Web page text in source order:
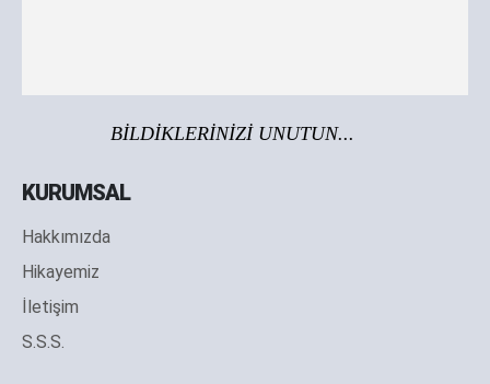
BİLDİKLERİNİZİ UNUTUN...
KURUMSAL
Hakkımızda
Hikayemiz
İletişim
S.S.S.